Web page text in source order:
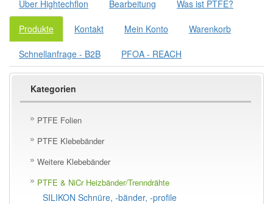
Über Hightechflon Bearbeitung Was ist PTFE?
Produkte Kontakt Mein Konto Warenkorb
Schnellanfrage - B2B PFOA - REACH
Kategorien
PTFE Folien
PTFE Klebebänder
Weitere Klebebänder
PTFE & NiCr Heizbänder/Trenndrähte
SILIKON Schnüre, -bänder, -profile